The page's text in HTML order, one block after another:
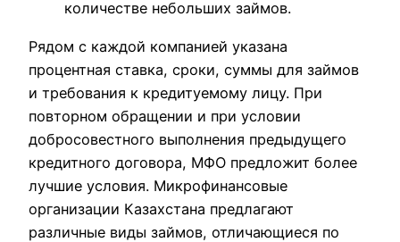
количестве небольших займов.
Рядом с каждой компанией указана
процентная ставка, сроки, суммы для займов
и требования к кредитуемому лицу. При
повторном обращении и при условии
добросовестного выполнения предыдущего
кредитного договора, МФО предложит более
лучшие условия. Микрофинансовые
организации Казахстана предлагают
различные виды займов, отличающиеся по